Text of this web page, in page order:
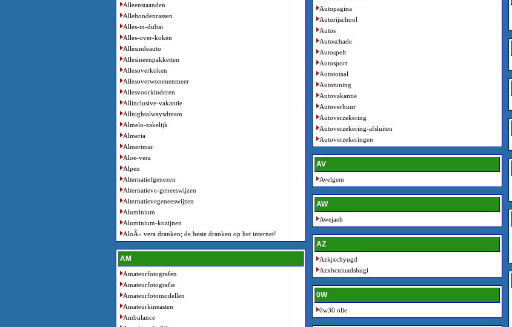
Alleenstaanden
Allehondenrassen
Alles-in-dubai
Alles-over-koken
Allesindeauto
Allesineenpakketten
Allesoverkoken
Allesoverwonenenmeer
Allesvoorkinderen
Allinclusive-vakantie
Allnightalwaysdream
Almelo-zakelijk
Almeria
Almerimar
Aloe-vera
Alpen
Alternatiefgenezen
Alternatieve-geneeswijzen
Alternatievegeneeswijzen
Aluminium
Aluminium-kozijnen
AloÃ« vera dranken; de beste dranken op het internet!
AM
Amateurfotografen
Amateurfotografie
Amateurfotomodellen
Amateurkineasten
Ambulance
Autopagina
Autorijschool
Autos
Autoschade
Autospelt
Autosport
Autototaal
Autotuning
Autovakantie
Autoverhuur
Autoverzekering
Autoverzekering-afsluiten
Autoverzekeringen
AV
Avelgem
AW
Awejaeh
AZ
Azkjxchyugd
Azxhcuiuadshugi
0W
0w30 olie